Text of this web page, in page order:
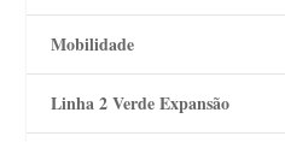
Mobilidade
Linha 2 Verde Expansão